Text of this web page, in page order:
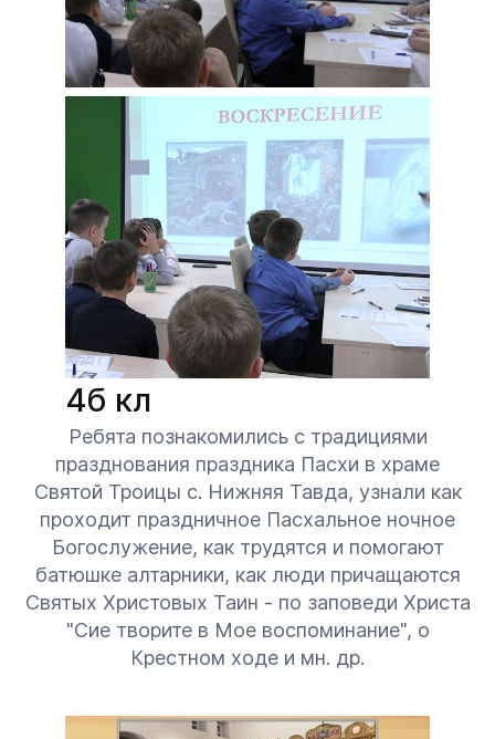
4б кл
Ребята познакомились с традициями
празднования праздника Пасхи в храме
Святой Троицы с. Нижняя Тавда, узнали как
проходит праздничное Пасхальное ночное
Богослужение, как трудятся и помогают
батюшке алтарники, как люди причащаются
Святых Христовых Таин - по заповеди Христа
"Сие творите в Мое воспоминание", о
Крестном ходе и мн. др.